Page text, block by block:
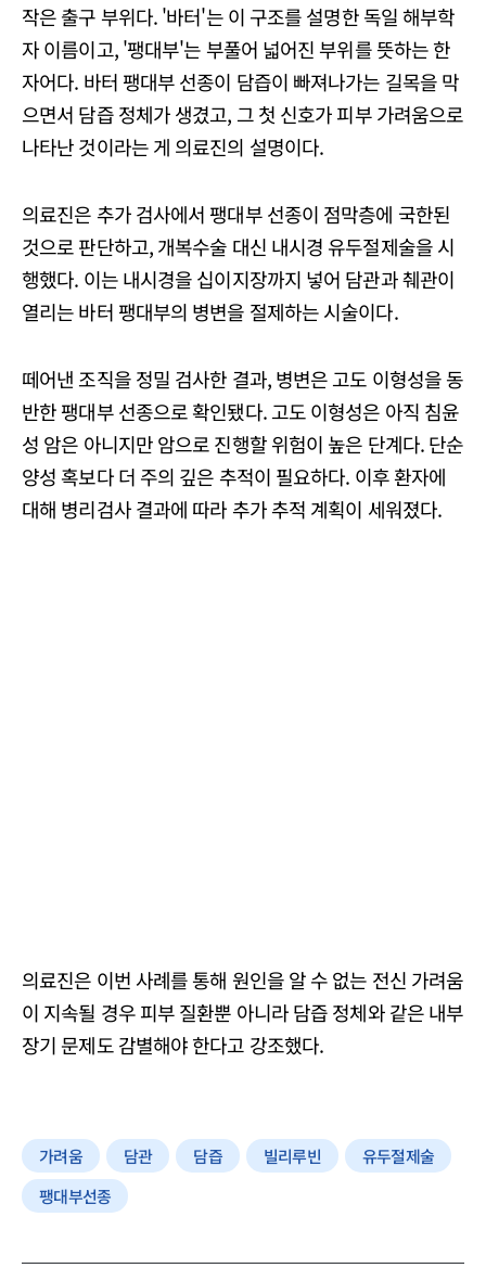
작은 출구 부위다. '바터'는 이 구조를 설명한 독일 해부학
자 이름이고, '팽대부'는 부풀어 넓어진 부위를 뜻하는 한
자어다. 바터 팽대부 선종이 담즙이 빠져나가는 길목을 막
으면서 담즙 정체가 생겼고, 그 첫 신호가 피부 가려움으로
나타난 것이라는 게 의료진의 설명이다.
의료진은 추가 검사에서 팽대부 선종이 점막층에 국한된
것으로 판단하고, 개복수술 대신 내시경 유두절제술을 시
행했다. 이는 내시경을 십이지장까지 넣어 담관과 췌관이
열리는 바터 팽대부의 병변을 절제하는 시술이다.
떼어낸 조직을 정밀 검사한 결과, 병변은 고도 이형성을 동
반한 팽대부 선종으로 확인됐다. 고도 이형성은 아직 침윤
성 암은 아니지만 암으로 진행할 위험이 높은 단계다. 단순
양성 혹보다 더 주의 깊은 추적이 필요하다. 이후 환자에
대해 병리검사 결과에 따라 추가 추적 계획이 세워졌다.
의료진은 이번 사례를 통해 원인을 알 수 없는 전신 가려움
이 지속될 경우 피부 질환뿐 아니라 담즙 정체와 같은 내부
장기 문제도 감별해야 한다고 강조했다.
가려움 담관 담즙 빌리루빈
유두절제술
팽대부선종